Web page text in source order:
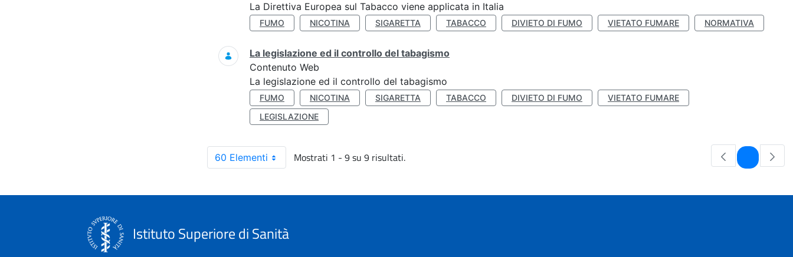
La Direttiva Europea sul Tabacco viene applicata in Italia
FUMO NICOTINA SIGARETTA TABACCO DIVIETO DI FUMO VIETATO FUMARE NORMATIVA
La legislazione ed il controllo del tabagismo
Contenuto Web
La legislazione ed il controllo del tabagismo
FUMO NICOTINA SIGARETTA TABACCO DIVIETO DI FUMO
VIETATO FUMARE
LEGISLAZIONE
60 Elementi Mostrati 1 - 9 su 9 risultati. Pagina
Istituto Superiore di Sanità